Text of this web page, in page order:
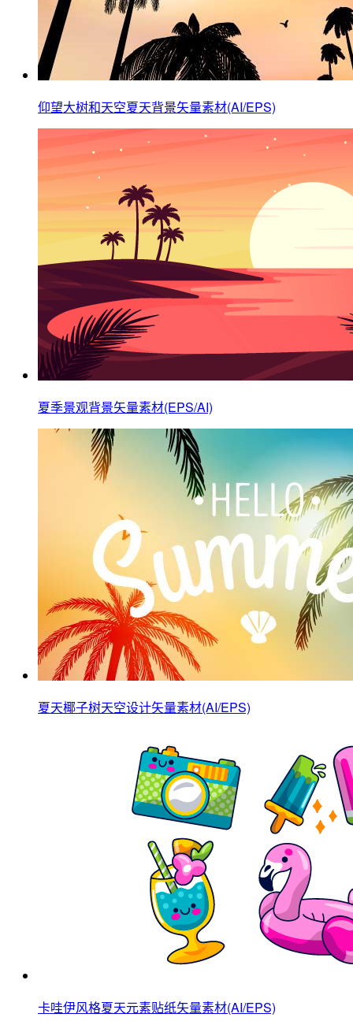
仰望大树和天空夏天背景矢量素材(AI/EPS)
夏季景观背景矢量素材(EPS/AI)
夏天椰子树天空设计矢量素材(AI/EPS)
卡哇伊风格夏天元素贴纸矢量素材(AI/EPS)